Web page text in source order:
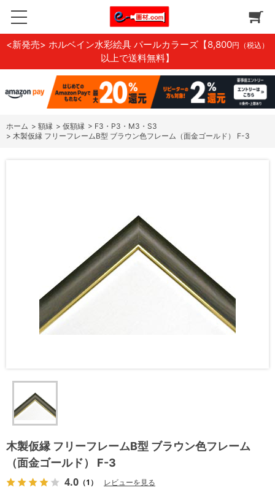
<新発売> ホルベイン水彩絵具 パールカラーズ 【8,800円（税込）
以上で送料無料】
ホーム > 額縁 > 仮額縁 > F3・P3・M3・S3
> 木製仮縁 フリーフレームB型 ブラウン色フレーム（面金ゴールド） F-3
木製仮縁 フリーフレームB型 ブラウン色フレーム
（面金ゴールド） F-3
4.0 （1） レビューを見る